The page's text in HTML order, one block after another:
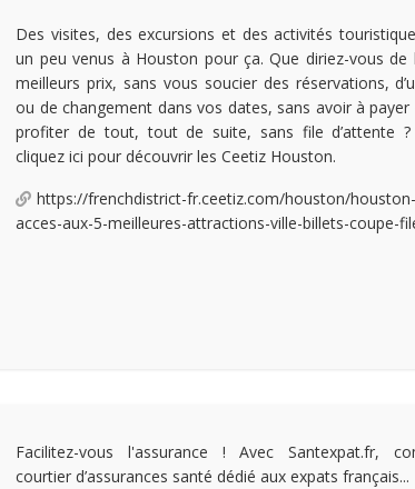
Des visites, des excursions et des activités
un peu venus à Houston pour ça. Que diriez-vous de
meilleurs prix, sans vous soucier des réservations,
ou de changement dans vos dates, sans avoir à
profiter de tout, tout de suite, sans file d’attente
cliquez ici pour découvrir les Ceetiz Houston.
https://frenchdistrict-fr.ceetiz.com/houston/
acces-aux-5-meilleures-attractions-ville-billets-coupe-
Facilitez-vous l'assurance ! Avec Santexpat.fr,
courtier d’assurances santé dédié aux expats français...